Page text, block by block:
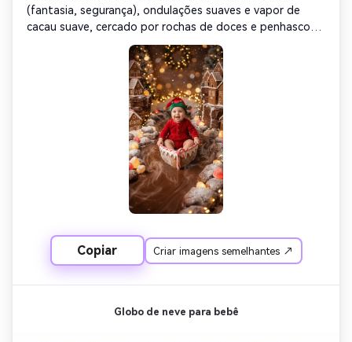
(fantasia, segurança), ondulações suaves e vapor de
cacau suave, cercado por rochas de doces e penhascos
de pão de gengibre. Bebê usava macacão de veludo
vermelho e chapéu de elfo; Adicione luzes festivas
douradas quentes, bokeh piscando e flocos de neve
macios flutuando acima. Ultra-detalhes, HDR
cinematográfico, profundidade de campo leve, estética
caprichosa do parque de doces de Natal, composição
perfeitamente centrada.
Copiar Criar imagens semelhantes ↗
Globo de neve para bebê